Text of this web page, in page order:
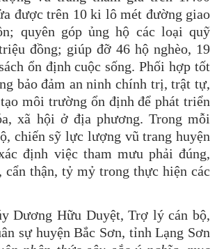
được trên 10 ki lô mét đường giao
quyên góp ủng hộ các loại quỹ
đồng; giúp đỡ 46 hộ nghèo, 19
ổn định cuộc sống. Phối hợp tốt
bảo đảm an ninh chính trị, trật tự,
môi trường ổn định để phát triển
xã hội ở địa phương. Trong mỗi
chiến sỹ lực lượng vũ trang huyện
định việc tham mưu phải đúng,
cẩn thận, tỷ mỷ trong thực hiện các
Dương Hữu Duyệt, Trợ lý cán bộ,
sự huyện Bắc Sơn, tỉnh Lạng Sơn